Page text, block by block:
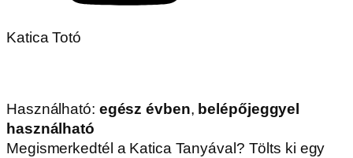
Katica Totó
Használható: egész évben, belépőjeggyel
használható
Megismerkedtél a Katica Tanyával? Tölts ki egy